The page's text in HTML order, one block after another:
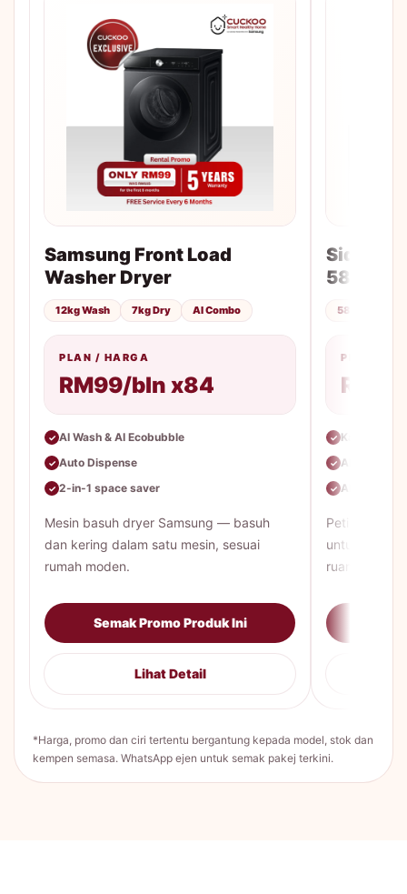
Samsung Front Load
Washer Dryer
12kg Wash 7kg Dry AI Combo
PLAN / HARGA
RM99/bln x84
✓ AI Wash & AI Ecobubble
✓ Auto Dispense
✓ 2-in-1 space saver
Mesin basuh dryer Samsung — basuh
dan kering dalam satu mesin, sesuai
rumah moden.
Semak Promo Produk Ini
Lihat Detail
Side-
583L
583L
PLAN /
✓ Kapasiti
✓ AI Energy
✓ All-Around
Peti sejuk
untuk
ruang lebih
*Harga, promo dan ciri tertentu bergantung kepada model, stok dan
kempen semasa. WhatsApp ejen untuk semak pakej terkini.